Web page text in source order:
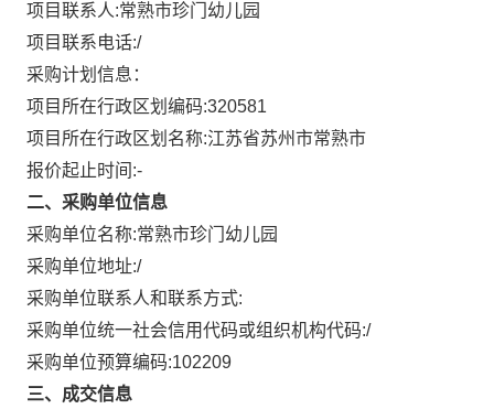
项目联系人:常熟市珍门幼儿园
项目联系电话:/
采购计划信息：
项目所在行政区划编码:320581
项目所在行政区划名称:江苏省苏州市常熟市
报价起止时间:-
二、采购单位信息
采购单位名称:常熟市珍门幼儿园
采购单位地址:/
采购单位联系人和联系方式:
采购单位统一社会信用代码或组织机构代码:/
采购单位预算编码:102209
三、成交信息